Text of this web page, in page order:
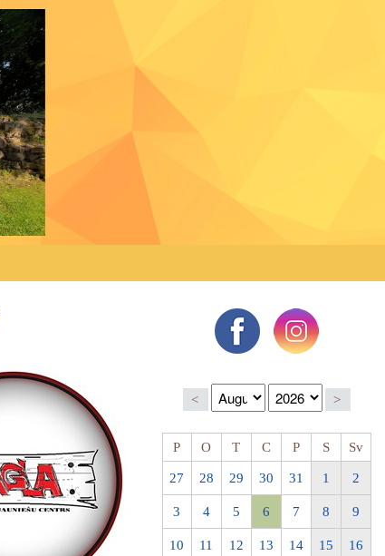
< >
P O T C P S Sv
27 28 29 30 31 1 2
3 4 5 6 7 8 9
10 11 12 13 14 15 16